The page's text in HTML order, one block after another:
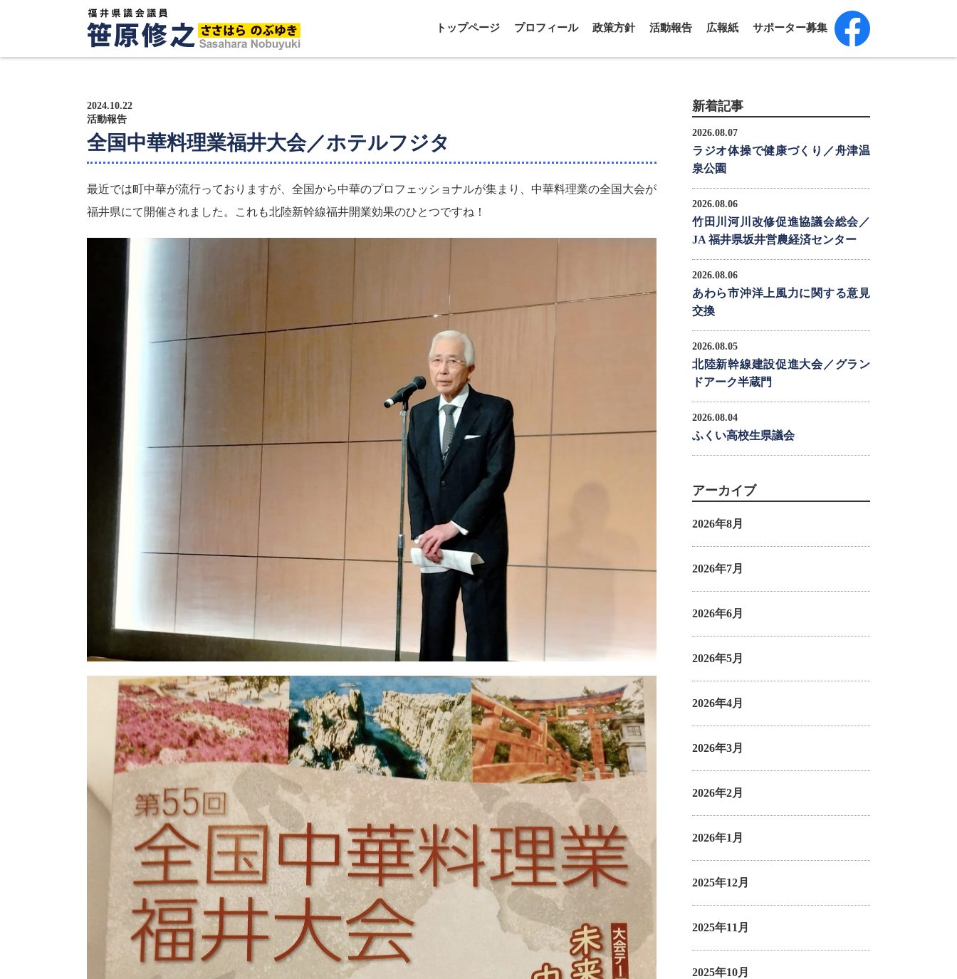
トップページ プロフィール 政策方針 活動報告 広報紙 サポーター募集
2024.10.22
活動報告
全国中華料理業福井大会／ホテルフジタ
最近では町中華が流行っておりますが、全国から中華のプロフェッショナルが集まり、中華料理業の全国大会が
福井県にて開催されました。これも北陸新幹線福井開業効果のひとつですね！
新着記事
2026.08.07
ラジオ体操で健康づくり／舟津温
泉公園
2026.08.06
竹田川河川改修促進協議会総会／
JA 福井県坂井営農経済センター
2026.08.06
あわら市沖洋上風力に関する意見
交換
2026.08.05
北陸新幹線建設促進大会／グラン
ドアーク半蔵門
2026.08.04
ふくい高校生県議会
アーカイブ
2026年8月
2026年7月
2026年6月
2026年5月
2026年4月
2026年3月
2026年2月
2026年1月
2025年12月
2025年11月
2025年10月